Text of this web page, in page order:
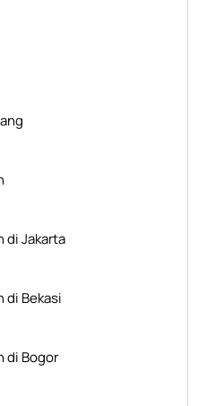
di Jakarta
di Bekasi
di Bogor